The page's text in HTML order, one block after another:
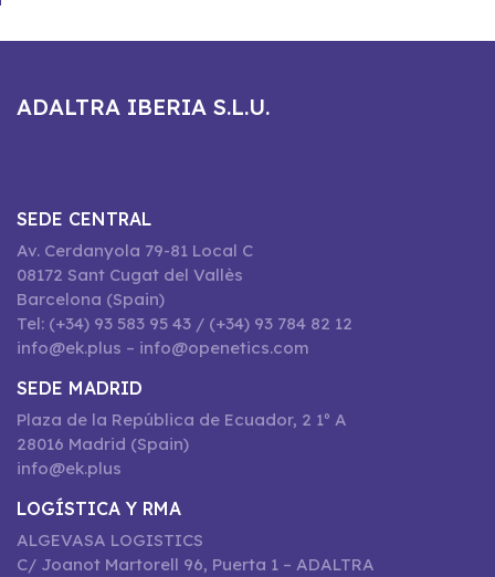
ADALTRA IBERIA S.L.U.
SEDE CENTRAL
Av. Cerdanyola 79-81 Local C
08172 Sant Cugat del Vallès
Barcelona (Spain)
Tel: (+34) 93 583 95 43 / (+34) 93 784 82 12
info@ek.plus – info@openetics.com
SEDE MADRID
Plaza de la República de Ecuador, 2 1º A
28016 Madrid (Spain)
info@ek.plus
LOGÍSTICA Y RMA
ALGEVASA LOGISTICS
C/ Joanot Martorell 96, Puerta 1 – ADALTRA